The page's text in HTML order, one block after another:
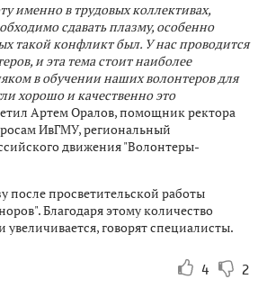
именно в трудовых коллективах,
сдавать плазму, особенно
такой конфликт был. У нас проводится
и эта тема стоит наиболее
в обучении наших волонтеров для
хорошо и качественно это
Артем Оралов, помощник ректора
ИвГМУ, региональный
движения "Волонтеры-
после просветительской работы
Благодаря этому количество
говорят специалисты.
4 2